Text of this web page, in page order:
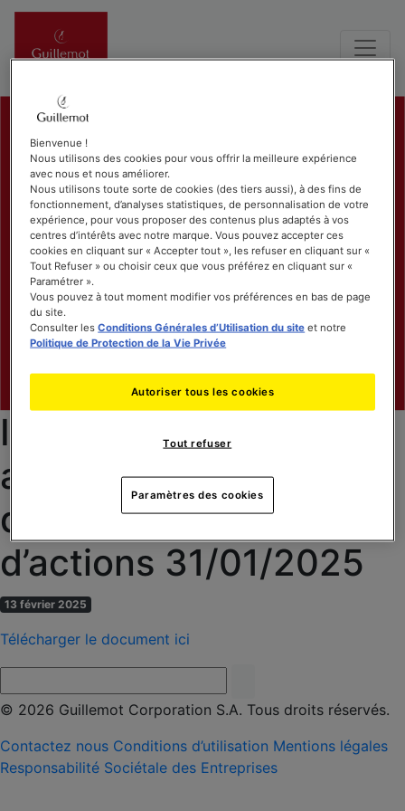
Informations relatives
au nombre total de
droits de vote et
d’actions 31/01/2025
13 février 2025
Télécharger le document ici
© 2026 Guillemot Corporation S.A. Tous droits réservés.
Contactez nous Conditions d’utilisation Mentions légales
Responsabilité Sociétale des Entreprises
Bienvenue !
Nous utilisons des cookies pour vous offrir la meilleure expérience
avec nous et nous améliorer.
Nous utilisons toute sorte de cookies (des tiers aussi), à des fins de
fonctionnement, d’analyses statistiques, de personnalisation de votre
expérience, pour vous proposer des contenus plus adaptés à vos
centres d’intérêts avec notre marque. Vous pouvez accepter ces
cookies en cliquant sur « Accepter tout », les refuser en cliquant sur «
Tout Refuser » ou choisir ceux que vous préférez en cliquant sur «
Paramétrer ».
Vous pouvez à tout moment modifier vos préférences en bas de page
du site.
Consulter lesConditions Générales d’Utilisation du site et notre
Politique de Protection de la Vie Privée
Tout refuser
Autoriser tous les cookies
Paramètres des cookies